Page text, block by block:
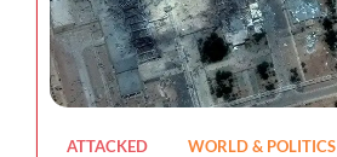
ATTACKED WORLD & POLITICS